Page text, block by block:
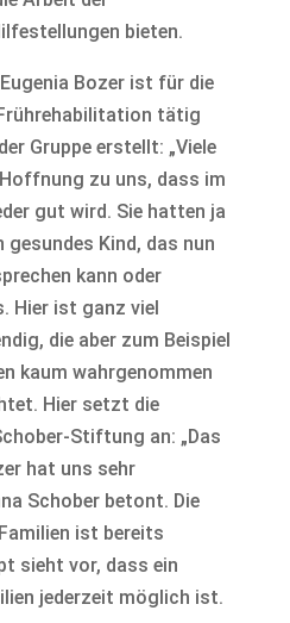
bieten.
Bozer ist für die
tätig
Gruppe erstellt: „Viele
zu uns, dass im
gut wird. Sie hatten ja
Kind, das nun
kann oder
Hier ist ganz viel
die aber zum Beispiel
kaum wahrgenommen
Hier setzt die
Stiftung an: „Das
hat uns sehr
Schober betont. Die
ist bereits
sieht vor, dass ein
jederzeit möglich ist.